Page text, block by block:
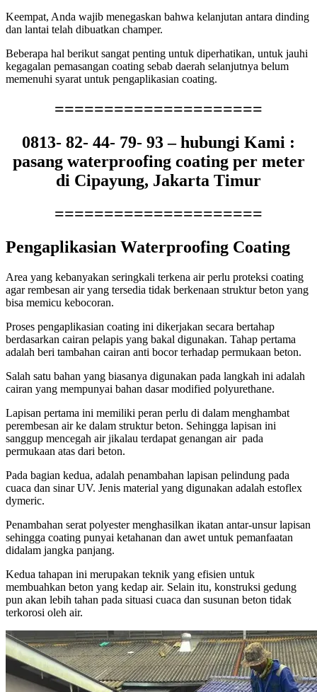
Keempat, Anda wajib menegaskan bahwa kelanjutan antara dinding
dan lantai telah dibuatkan champer.
Beberapa hal berikut sangat penting untuk diperhatikan, untuk jauhi
kegagalan pemasangan coating sebab daerah selanjutnya belum
memenuhi syarat untuk pengaplikasian coating.
=====================
0813- 82- 44- 79- 93 – hubungi Kami :
pasang waterproofing coating per meter
di Cipayung, Jakarta Timur
=====================
Pengaplikasian Waterproofing Coating
Area yang kebanyakan seringkali terkena air perlu proteksi coating
agar rembesan air yang tersedia tidak berkenaan struktur beton yang
bisa memicu kebocoran.
Proses pengaplikasian coating ini dikerjakan secara bertahap
berdasarkan cairan pelapis yang bakal digunakan. Tahap pertama
adalah beri tambahan cairan anti bocor terhadap permukaan beton.
Salah satu bahan yang biasanya digunakan pada langkah ini adalah
cairan yang mempunyai bahan dasar modified polyurethane.
Lapisan pertama ini memiliki peran perlu di dalam menghambat
perembesan air ke dalam struktur beton. Sehingga lapisan ini
sanggup mencegah air jikalau terdapat genangan air pada
permukaan atas dari beton.
Pada bagian kedua, adalah penambahan lapisan pelindung pada
cuaca dan sinar UV. Jenis material yang digunakan adalah estoflex
dymeric.
Penambahan serat polyester menghasilkan ikatan antar-unsur lapisan
sehingga coating punyai ketahanan dan awet untuk pemanfaatan
didalam jangka panjang.
Kedua tahapan ini merupakan teknik yang efisien untuk
membuahkan beton yang kedap air. Selain itu, konstruksi gedung
pun akan lebih tahan pada situasi cuaca dan susunan beton tidak
terkorosi oleh air.